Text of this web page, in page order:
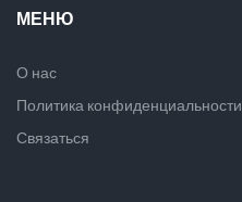
МЕНЮ
О нас
Политика конфиденциальности
Связаться